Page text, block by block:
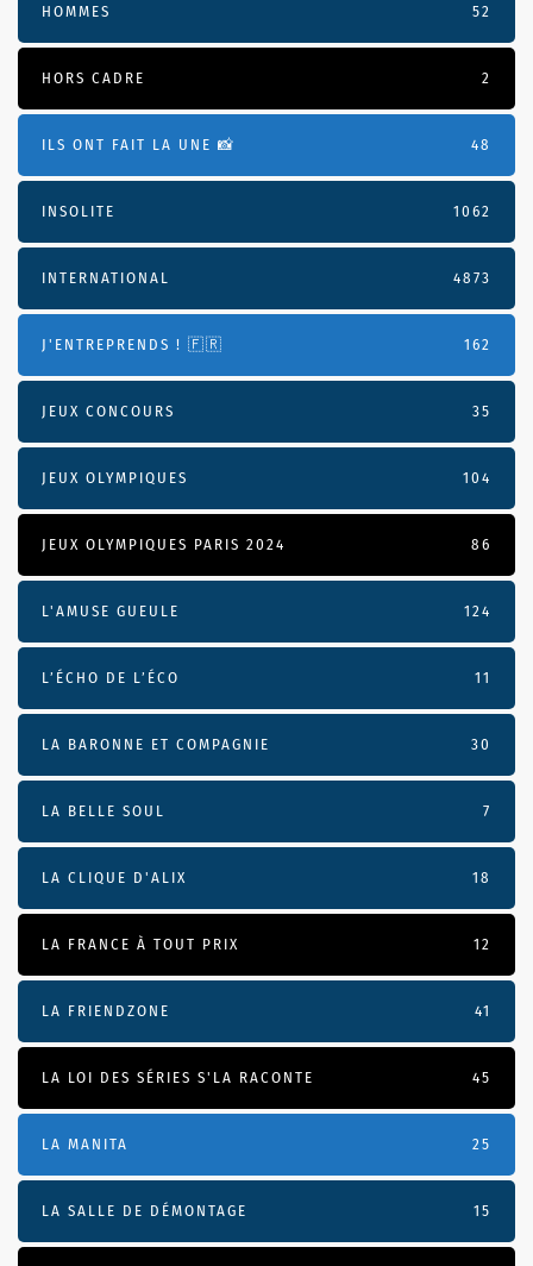
HOMMES 52
HORS CADRE 2
ILS ONT FAIT LA UNE 📸 48
INSOLITE 1062
INTERNATIONAL 4873
J'ENTREPRENDS ! 🇫🇷 162
JEUX CONCOURS 35
JEUX OLYMPIQUES 104
JEUX OLYMPIQUES PARIS 2024 86
L'AMUSE GUEULE 124
L’ÉCHO DE L’ÉCO 11
LA BARONNE ET COMPAGNIE 30
LA BELLE SOUL 7
LA CLIQUE D'ALIX 18
LA FRANCE À TOUT PRIX 12
LA FRIENDZONE 41
LA LOI DES SÉRIES S'LA RACONTE 45
LA MANITA 25
LA SALLE DE DÉMONTAGE 15